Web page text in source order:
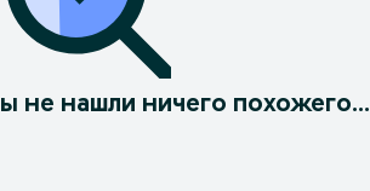
не нашли ничего похожего...